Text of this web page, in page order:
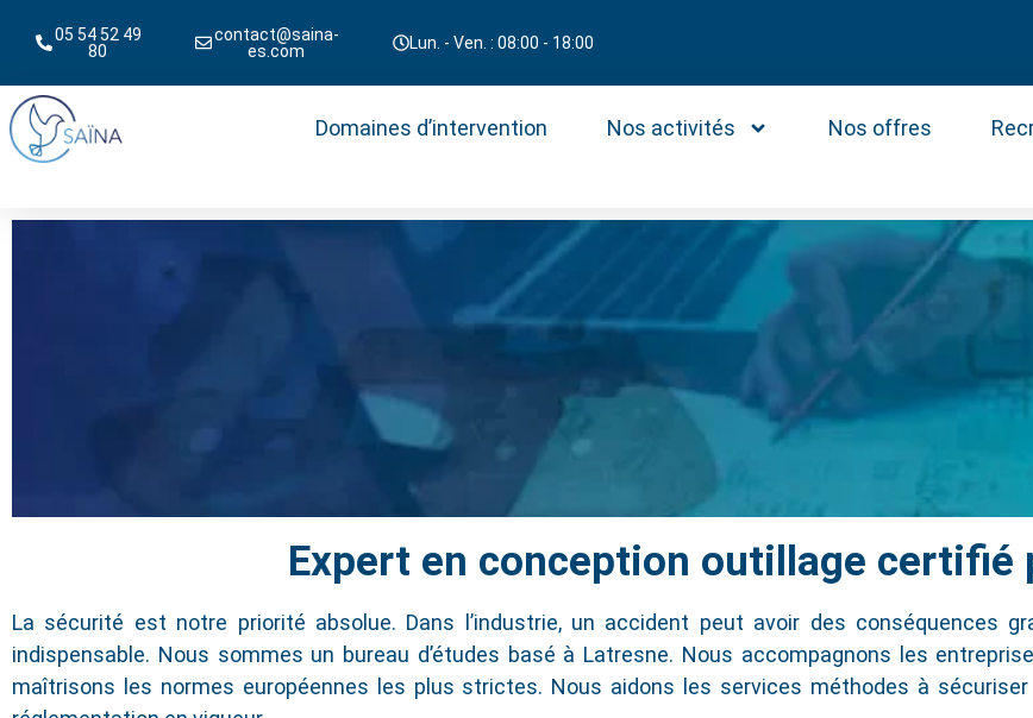
05 54 52 49
80
contact@saina-
es.com
Lun. - Ven. : 08:00 - 18:00
Domaines d’intervention Nos activités Nos offres
CONCEPTION OUTILLAGE CERTIFIÉ
Bureau d'études
Ingénierie | Développement produit | Outillage
Expert en conception outillage certifié
La sécurité est notre priorité absolue. Dans l’industrie, un accident peut avoir des conséquences
indispensable. Nous sommes un bureau d’études basé à Latresne. Nous accompagnons les
maîtrisons les normes européennes les plus strictes. Nous aidons les services méthodes à